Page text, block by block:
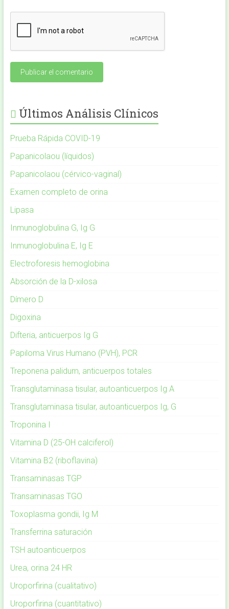
Últimos Análisis Clínicos
Prueba Rápida COVID-19
Papanicolaou (líquidos)
Papanicolaou (cérvico-vaginal)
Examen completo de orina
Lipasa
Inmunoglobulina G, Ig G
Inmunoglobulina E, Ig E
Electroforesis hemoglobina
Absorción de la D-xilosa
Dímero D
Digoxina
Difteria, anticuerpos Ig G
Papiloma Virus Humano (PVH), PCR
Treponena palidum, anticuerpos totales
Transglutaminasa tisular, autoanticuerpos Ig A
Transglutaminasa tisular, autoanticuerpos Ig, G
Troponina I
Vitamina D (25-OH calciferol)
Vitamina B2 (riboflavina)
Transaminasas TGP
Transaminasas TGO
Toxoplasma gondii, Ig M
Transferrina saturación
TSH autoanticuerpos
Urea, orina 24 HR
Uroporfirina (cualitativo)
Uroporfirina (cuantitativo)